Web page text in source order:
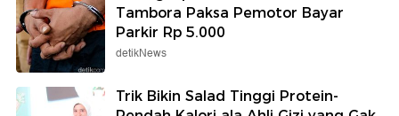
Tambora Paksa Pemotor Bayar
Parkir Rp 5.000
detikNews
Trik Bikin Salad Tinggi Protein-